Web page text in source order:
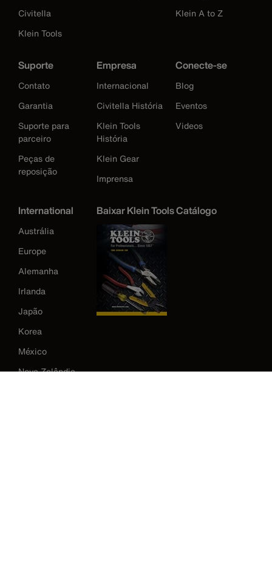
Civitella
Klein Tools
Klein A to Z
Suporte
Contato
Garantia
Suporte para
parceiro
Peças de
reposição
Empresa
Internacional
Civitella História
Klein Tools
História
Klein Gear
Imprensa
Conecte-se
Blog
Eventos
Videos
International
Austrália
Europe
Alemanha
Irlanda
Japão
Korea
México
Nova Zelândia
Baixar Klein Tools Catálogo